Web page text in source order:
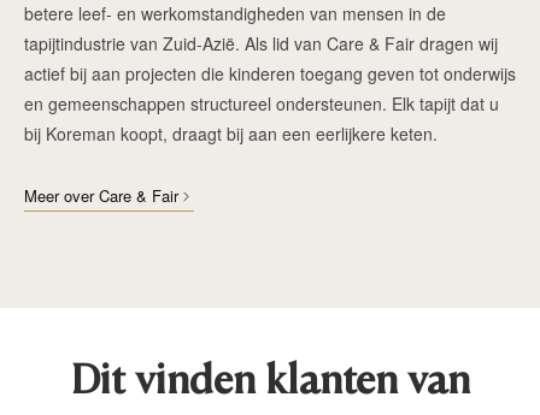
betere leef- en werkomstandigheden van mensen in de
tapijtindustrie van Zuid-Azië. Als lid van Care & Fair dragen wij
actief bij aan projecten die kinderen toegang geven tot onderwijs
en gemeenschappen structureel ondersteunen. Elk tapijt dat u
bij Koreman koopt, draagt bij aan een eerlijkere keten.
Meer over Care & Fair
Dit vinden klanten van